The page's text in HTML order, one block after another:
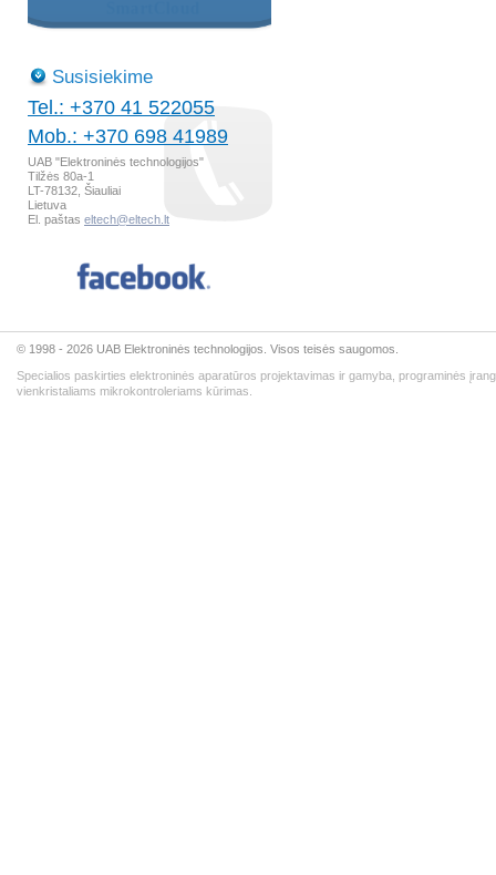
Susisiekime
Tel.: +370 41 522055
Mob.: +370 698 41989
UAB "Elektroninės technologijos"
Tilžės 80a-1
LT-78132, Šiauliai
Lietuva
El. paštas eltech@eltech.lt
© 1998 - 2026 UAB Elektroninės technologijos. Visos teisės saugomos.
Specialios paskirties elektroninės aparatūros projektavimas ir gamyba, programinės
vienkristaliams mikrokontroleriams kūrimas.